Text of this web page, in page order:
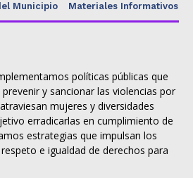
Municipio Materiales Informativos
políticas públicas que
y sancionar las violencias por
mujeres y diversidades
erradicarlas en cumplimiento de
estrategias que impulsan los
e igualdad de derechos para